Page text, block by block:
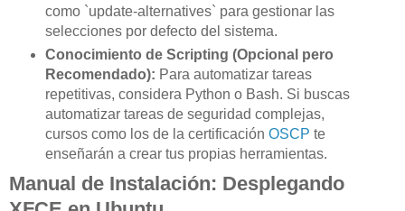
como `update-alternatives` para gestionar las
selecciones por defecto del sistema.
Conocimiento de Scripting (Opcional pero
Recomendado): Para automatizar tareas
repetitivas, considera Python o Bash. Si buscas
automatizar tareas de seguridad complejas,
cursos como los de la certificación OSCP te
enseñarán a crear tus propias herramientas.
Manual de Instalación: Desplegando